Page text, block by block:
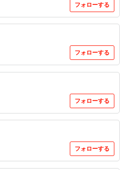
フォローする
フォローする
フォローする
フォローする